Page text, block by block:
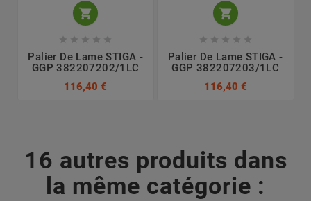

    
Palier De Lame STIGA -
GGP 382207202/1LC
116,40 €

    
Palier De Lame STIGA -
GGP 382207203/1LC
116,40 €
16 autres produits dans
la même catégorie :